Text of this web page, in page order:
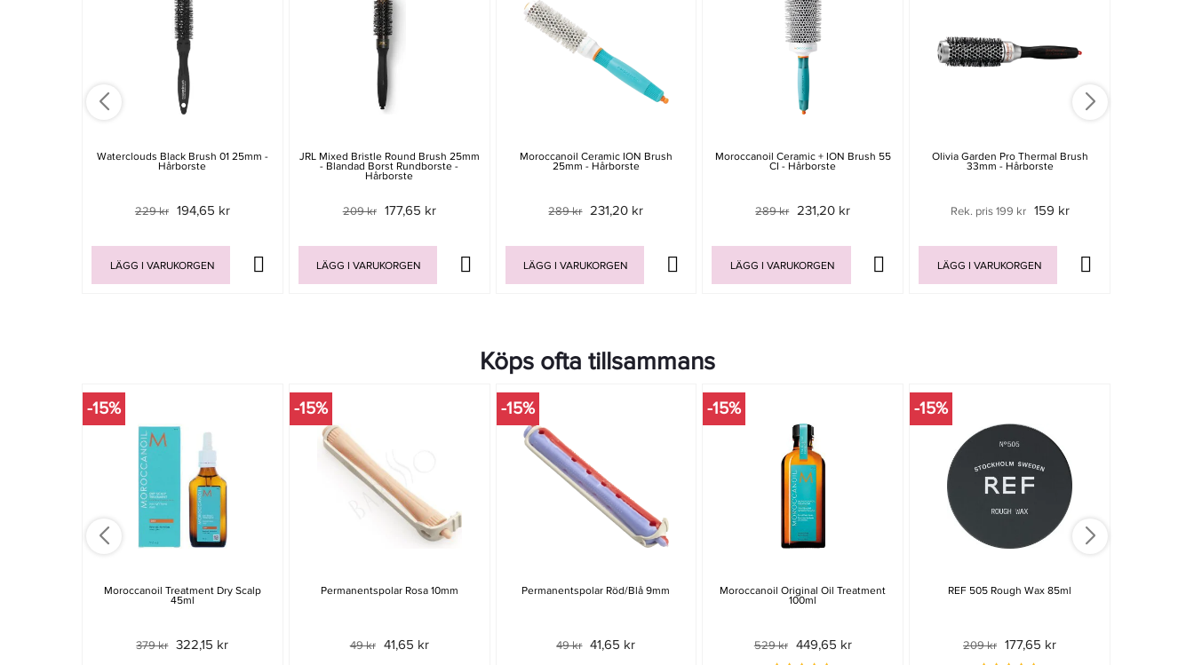
Waterclouds Black Brush 01 25mm -
Hårborste
229 kr 194,65 kr
LÄGG I VARUKORGEN
JRL Mixed Bristle Round Brush 25mm
- Blandad Borst Rundborste -
Hårborste
209 kr 177,65 kr
LÄGG I VARUKORGEN
Moroccanoil Ceramic ION Brush
25mm - Hårborste
289 kr 231,20 kr
LÄGG I VARUKORGEN
Moroccanoil Ceramic + ION Brush 55
CI - Hårborste
289 kr 231,20 kr
LÄGG I VARUKORGEN
Olivia Garden Pro Thermal Brush
33mm - Hårborste
Rek. pris 199 kr 159 kr
LÄGG I VARUKORGEN
Köps ofta tillsammans
-15%
Moroccanoil Treatment Dry Scalp
45ml
379 kr 322,15 kr
-15%
Permanentspolar Rosa 10mm
49 kr 41,65 kr
-15%
Permanentspolar Röd/Blå 9mm
49 kr 41,65 kr
-15%
Moroccanoil Original Oil Treatment
100ml
529 kr 449,65 kr
-15%
REF 505 Rough Wax 85ml
209 kr 177,65 kr